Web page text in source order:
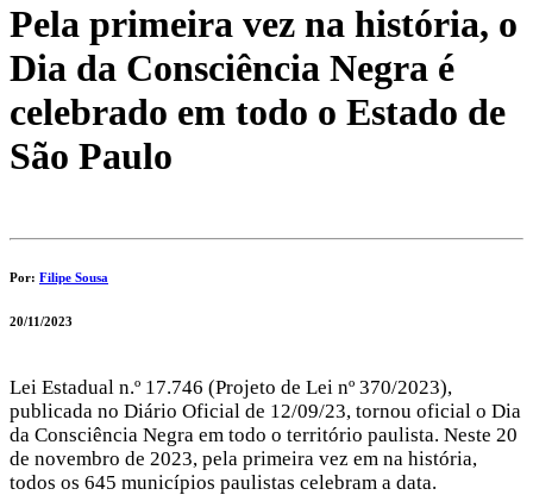
Pela primeira vez na história, o
Dia da Consciência Negra é
celebrado em todo o Estado de
São Paulo
Por: Filipe Sousa
20/11/2023
Lei Estadual n.º 17.746 (Projeto de Lei nº 370/2023),
publicada no Diário Oficial de 12/09/23, tornou oficial o Dia
da Consciência Negra em todo o território paulista. Neste 20
de novembro de 2023, pela primeira vez em na história,
todos os 645 municípios paulistas celebram a data.